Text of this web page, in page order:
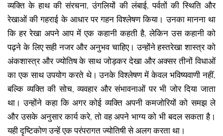
व्यक्ति के हाथ की संरचना, उंगलियों की लंबाई, पर्वतों की स्थिति और
रेखाओं की गहराई के आधार पर गहन विश्लेषण किया। उनका मानना था
कि हर रेखा अपने आप में एक कहानी कहती है, लेकिन उस कहानी को
पढ़ने के लिए सही नजर और अनुभव चाहिए। उन्होंने हस्तरेखा शास्त्र को
अंकशास्त्र और ज्योतिष के साथ जोड़कर देखा और अक्सर तीनों विधाओं
का एक साथ उपयोग करते थे। उनके विश्लेषण में केवल भविष्यवाणी नहीं,
बल्कि व्यक्ति की सोच, व्यवहार और संभावनाओं पर भी जोर दिया जाता
था। उन्होंने कहा कि अगर कोई व्यक्ति अपनी कमजोरियों को समझ ले
और उसके अनुसार कार्य करे, तो वह अपने भाग्य को भी बदल सकता है।
यही दृष्टिकोण उन्हें एक परंपरागत ज्योतिषी से अलग करता था।